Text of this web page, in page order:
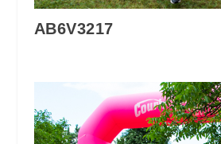
AB6V3217